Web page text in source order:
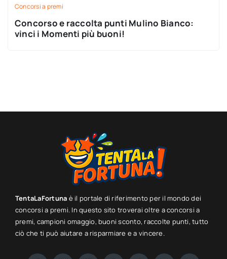
Concorsi a premi
Concorso e raccolta punti Mulino Bianco:
vinci i Momenti più buoni!
TentaLaFortuna è il portale di riferimento per il mondo dei
concorsi a premi. In questo sito troverai oltre a concorsi a
premi, campioni omaggio, buoni sconto, raccolte punti, tutto
ciò che ti può aiutare a risparmiare e a vincere.